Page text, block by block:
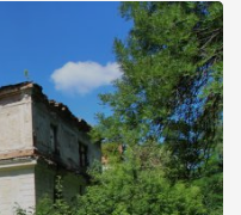
більшості навколишніх
церква. Точної дати […]